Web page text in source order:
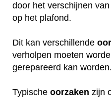
door het verschijnen van
op het plafond.
Dit kan verschillende
verholpen moeten
gerepareerd kan worden.
Typische oorzaken zijn